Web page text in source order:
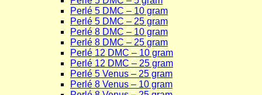
Perlé 5 DMC – 10 gram
Perlé 5 DMC – 25 gram
Perlé 8 DMC – 10 gram
Perlé 8 DMC – 25 gram
Perlé 12 DMC – 10 gram
Perlé 12 DMC – 25 gram
Perlé 5 Venus – 25 gram
Perlé 8 Venus – 10 gram